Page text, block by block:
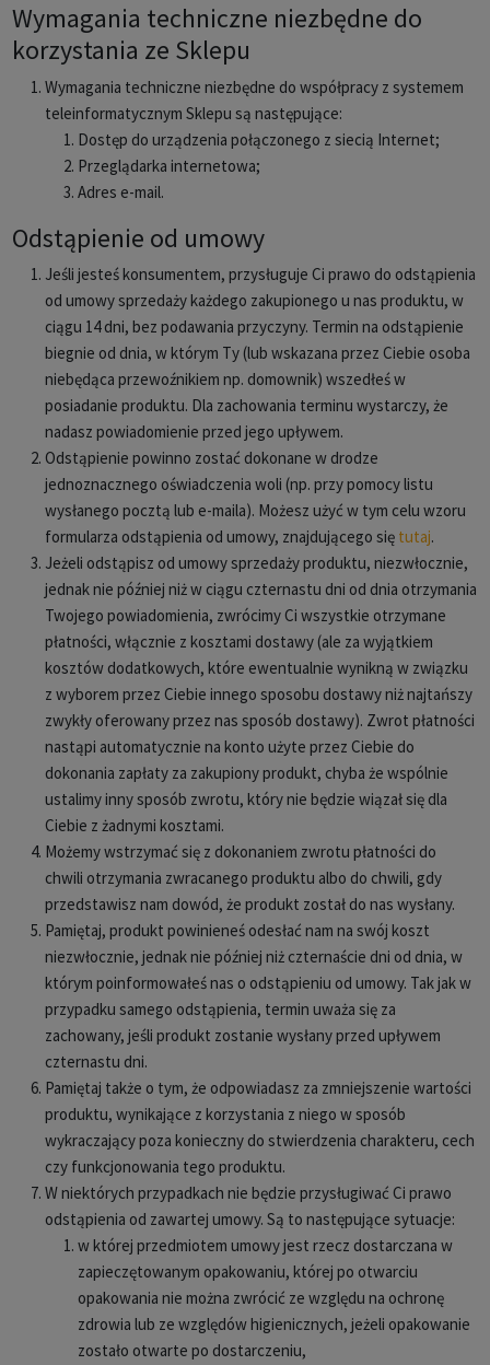
Wymagania techniczne niezbędne do
korzystania ze Sklepu
Wymagania techniczne niezbędne do współpracy z systemem
teleinformatycznym Sklepu są następujące:
Dostęp do urządzenia połączonego z siecią Internet;
Przeglądarka internetowa;
Adres e-mail.
Odstąpienie od umowy
Jeśli jesteś konsumentem, przysługuje Ci prawo do odstąpienia
od umowy sprzedaży każdego zakupionego u nas produktu, w
ciągu 14 dni, bez podawania przyczyny. Termin na odstąpienie
biegnie od dnia, w którym Ty (lub wskazana przez Ciebie osoba
niebędąca przewoźnikiem np. domownik) wszedłeś w
posiadanie produktu. Dla zachowania terminu wystarczy, że
nadasz powiadomienie przed jego upływem.
Odstąpienie powinno zostać dokonane w drodze
jednoznacznego oświadczenia woli (np. przy pomocy listu
wysłanego pocztą lub e-maila). Możesz użyć w tym celu wzoru
formularza odstąpienia od umowy, znajdującego się tutaj.
Jeżeli odstąpisz od umowy sprzedaży produktu, niezwłocznie,
jednak nie później niż w ciągu czternastu dni od dnia otrzymania
Twojego powiadomienia, zwrócimy Ci wszystkie otrzymane
płatności, włącznie z kosztami dostawy (ale za wyjątkiem
kosztów dodatkowych, które ewentualnie wynikną w związku
z wyborem przez Ciebie innego sposobu dostawy niż najtańszy
zwykły oferowany przez nas sposób dostawy). Zwrot płatności
nastąpi automatycznie na konto użyte przez Ciebie do
dokonania zapłaty za zakupiony produkt, chyba że wspólnie
ustalimy inny sposób zwrotu, który nie będzie wiązał się dla
Ciebie z żadnymi kosztami.
Możemy wstrzymać się z dokonaniem zwrotu płatności do
chwili otrzymania zwracanego produktu albo do chwili, gdy
przedstawisz nam dowód, że produkt został do nas wysłany.
Pamiętaj, produkt powinieneś odesłać nam na swój koszt
niezwłocznie, jednak nie później niż czternaście dni od dnia, w
którym poinformowałeś nas o odstąpieniu od umowy. Tak jak w
przypadku samego odstąpienia, termin uważa się za
zachowany, jeśli produkt zostanie wysłany przed upływem
czternastu dni.
Pamiętaj także o tym, że odpowiadasz za zmniejszenie wartości
produktu, wynikające z korzystania z niego w sposób
wykraczający poza konieczny do stwierdzenia charakteru, cech
czy funkcjonowania tego produktu.
W niektórych przypadkach nie będzie przysługiwać Ci prawo
odstąpienia od zawartej umowy. Są to następujące sytuacje:
w której przedmiotem umowy jest rzecz dostarczana w
zapieczętowanym opakowaniu, której po otwarciu
opakowania nie można zwrócić ze względu na ochronę
zdrowia lub ze względów higienicznych, jeżeli opakowanie
zostało otwarte po dostarczeniu,